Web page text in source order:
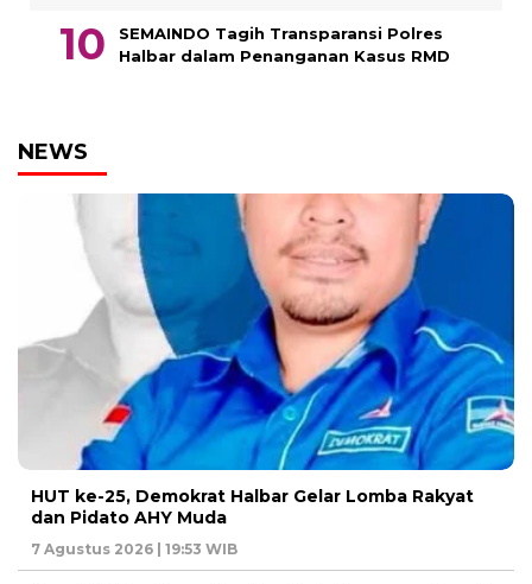
SEMAINDO Tagih Transparansi Polres
Halbar dalam Penanganan Kasus RMD
NEWS
HUT ke-25, Demokrat Halbar Gelar Lomba Rakyat
dan Pidato AHY Muda
7 Agustus 2026 | 19:53 WIB